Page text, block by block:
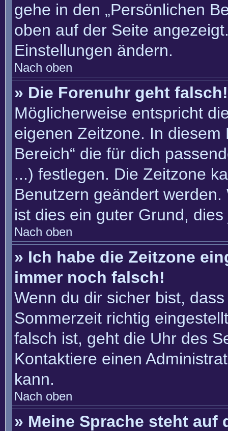
gehe in den „Persönlichen
oben auf der Seite
Einstellungen ändern.
Nach oben
» Die Forenuhr geht falsch!
Möglicherweise entspricht
eigenen Zeitzone. In diesem
Bereich“ die für dich
...) festlegen. Die Zeitzone
Benutzern geändert
ist dies ein guter Grund,
Nach oben
» Ich habe die Zeitzone
immer noch falsch!
Wenn du dir sicher bist,
Sommerzeit richtig
falsch ist, geht die Uhr des
Kontaktiere einen
kann.
Nach oben
» Meine Sprache steht